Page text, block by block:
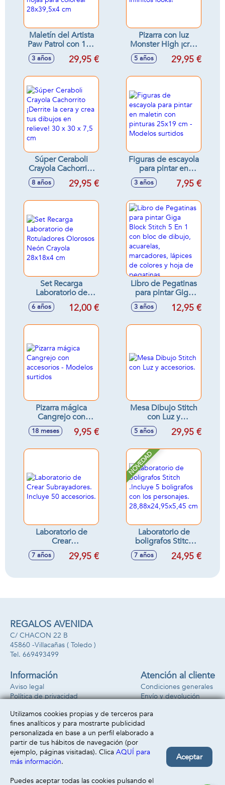
Maletín del Artista
Paw Patrol con 128
piezas, incluye 18
hojas para colorear
3 años 29,95 €
Pizarra con luz
Monster High ¡crea
infinitos looks!
5 años 29,95 €
Súper Ceraboli
Crayola Cachorrito
¡Derrite la cera y
crea tus dibujos en
8 años 29,95 €
Figuras de escayola
para pintar en
maletin con
pinturas 25x19 cm -
3 años 7,95 €
Set Recarga
Laboratorio de
Rotuladores
Olorosos Neón
6 años 12,00 €
Libro de Pegatinas
para pintar Giga
Block Stitch 5 En 1
con bloc de dibujo,
3 años 12,95 €
Pizarra mágica
Cangrejo con
accesorios -
Modelos surtidos
18 meses 9,95 €
Mesa Dibujo Stitch
con Luz y
accesorios.
5 años 29,95 €
Laboratorio de
Crear
Subrayadores.
Incluye 50
7 años 29,95 €
NOVEDAD
Laboratorio de
boligrafos Stitch
.Incluye 5
boligrafos con los
28,88x24,95x5,45
7 años 24,95 €
REGALOS AVENIDA
C/ CHACON 22 B
45860 -Villacañas ( Toledo )
669493499
Información
Aviso legal
Política de privacidad
Atención al cliente
Condiciones generales
Envío y devolución
Formas de pago
Utilizamos cookies propias y de terceros para
fines analíticos y para mostrarte publicidad
personalizada en base a un perfil elaborado a
partir de tus hábitos de navegación (por
ejemplo, páginas visitadas). Clica AQUÍ para
más información.
Puedes aceptar todas las cookies pulsando el
Aceptar